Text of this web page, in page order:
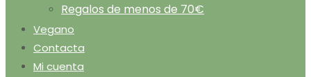
Regalos de menos de 70€
Vegano
Contacta
Mi cuenta